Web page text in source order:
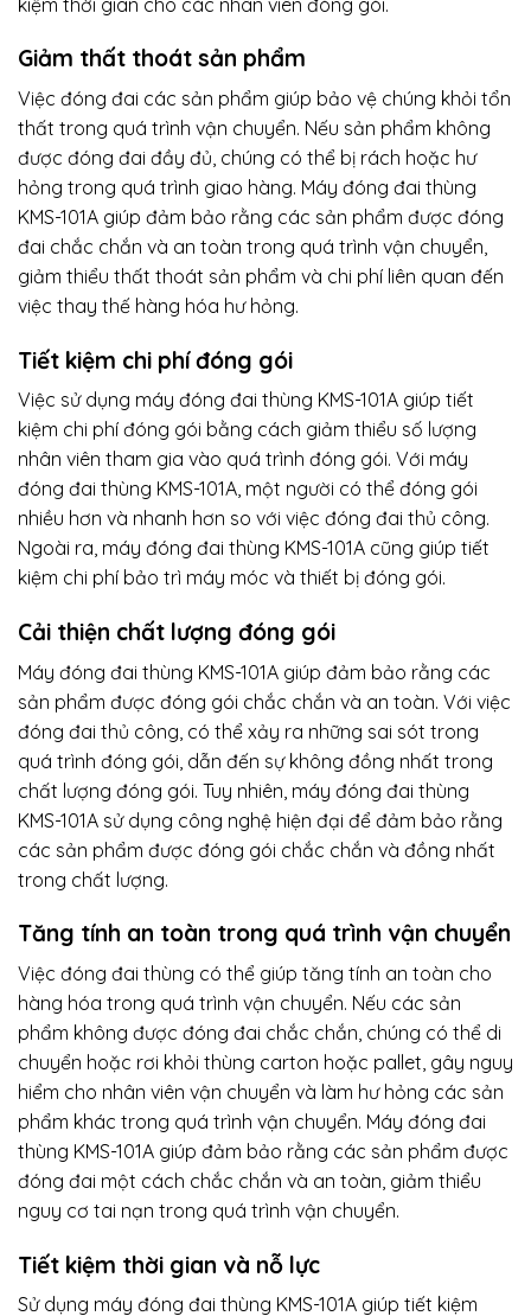
Giảm thất thoát sản phẩm
Việc đóng đai các sản phẩm giúp bảo vệ chúng khỏi tổn
thất trong quá trình vận chuyển. Nếu sản phẩm không
được đóng đai đầy đủ, chúng có thể bị rách hoặc hư
hỏng trong quá trình giao hàng. Máy đóng đai thùng
KMS-101A giúp đảm bảo rằng các sản phẩm được đóng
đai chắc chắn và an toàn trong quá trình vận chuyển,
giảm thiểu thất thoát sản phẩm và chi phí liên quan đến
việc thay thế hàng hóa hư hỏng.
Tiết kiệm chi phí đóng gói
Việc sử dụng máy đóng đai thùng KMS-101A giúp tiết
kiệm chi phí đóng gói bằng cách giảm thiểu số lượng
nhân viên tham gia vào quá trình đóng gói. Với máy
đóng đai thùng KMS-101A, một người có thể đóng gói
nhiều hơn và nhanh hơn so với việc đóng đai thủ công.
Ngoài ra, máy đóng đai thùng KMS-101A cũng giúp tiết
kiệm chi phí bảo trì máy móc và thiết bị đóng gói.
Cải thiện chất lượng đóng gói
Máy đóng đai thùng KMS-101A giúp đảm bảo rằng các
sản phẩm được đóng gói chắc chắn và an toàn. Với việc
đóng đai thủ công, có thể xảy ra những sai sót trong
quá trình đóng gói, dẫn đến sự không đồng nhất trong
chất lượng đóng gói. Tuy nhiên, máy đóng đai thùng
KMS-101A sử dụng công nghệ hiện đại để đảm bảo rằng
các sản phẩm được đóng gói chắc chắn và đồng nhất
trong chất lượng.
Tăng tính an toàn trong quá trình vận chuyển
Việc đóng đai thùng có thể giúp tăng tính an toàn cho
hàng hóa trong quá trình vận chuyển. Nếu các sản
phẩm không được đóng đai chắc chắn, chúng có thể di
chuyển hoặc rơi khỏi thùng carton hoặc pallet, gây nguy
hiểm cho nhân viên vận chuyển và làm hư hỏng các sản
phẩm khác trong quá trình vận chuyển. Máy đóng đai
thùng KMS-101A giúp đảm bảo rằng các sản phẩm được
đóng đai một cách chắc chắn và an toàn, giảm thiểu
nguy cơ tai nạn trong quá trình vận chuyển.
Tiết kiệm thời gian và nỗ lực
Sử dụng máy đóng đai thùng KMS-101A giúp tiết kiệm